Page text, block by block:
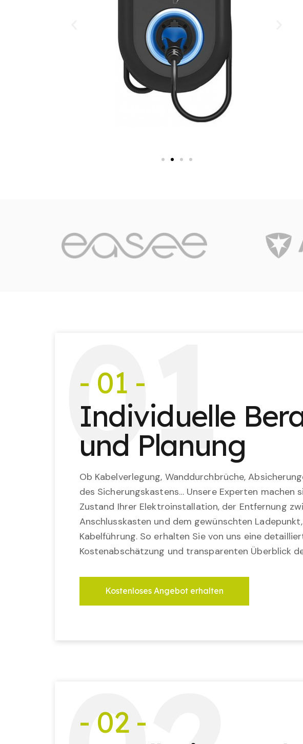
01
- 01 -
Individuelle
und Planung
Ob Kabelverlegung, Wanddurchbrüche,
des Sicherungskastens… Unsere Experten machen
Zustand Ihrer Elektroinstallation, der Entfernung
Anschlusskasten und dem gewünschten
Kabelführung. So erhalten Sie von uns eine
Kostenabschätzung und transparenten Überblick
Kostenloses Angebot erhalten
- 02 -